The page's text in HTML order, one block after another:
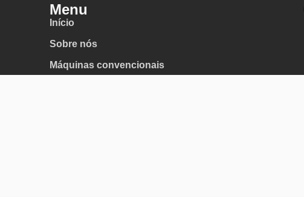
Menu
Início
Sobre nós
Máquinas convencionais